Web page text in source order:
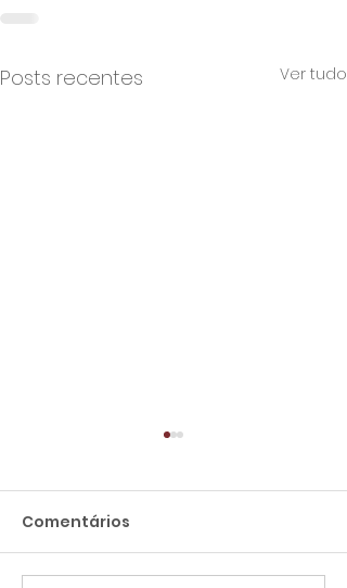
Posts recentes Ver tudo
Comentários